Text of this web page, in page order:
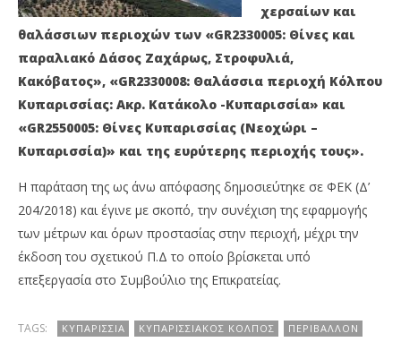
NOW VIEWING
Παράταση της Υπουργικής Απόφασης για την
προστασία του Κυπαρισσιακού κόλπου
24/05/2018
room
χερσαίων και
θαλάσσιων περιοχών των «GR2330005: Θίνες και
παραλιακό Δάσος Ζαχάρως, Στροφυλιά,
Κακόβατος», «GR2330008: Θαλάσσια περιοχή Κόλπου
Κυπαρισσίας: Ακρ. Κατάκολο -Κυπαρισσία» και
«GR2550005: Θίνες Κυπαρισσίας (Νεοχώρι –
Κυπαρισσία)» και της ευρύτερης περιοχής τους».
Η παράταση της ως άνω απόφασης δημοσιεύτηκε σε ΦΕΚ (Δ’
204/2018) και έγινε με σκοπό, την συνέχιση της εφαρμογής
των μέτρων και όρων προστασίας στην περιοχή, μέχρι την
έκδοση του σχετικού Π.Δ το οποίο βρίσκεται υπό
επεξεργασία στο Συμβούλιο της Επικρατείας.
TAGS: ΚΥΠΑΡΙΣΣΙΑ ΚΥΠΑΡΙΣΣΙΑΚΟΣ ΚΟΛΠΟΣ ΠΕΡΙΒΆΛΛΟΝ